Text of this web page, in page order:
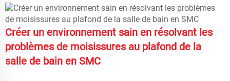
Créer un environnement sain en résolvant les
problèmes de moisissures au plafond de la
salle de bain en SMC